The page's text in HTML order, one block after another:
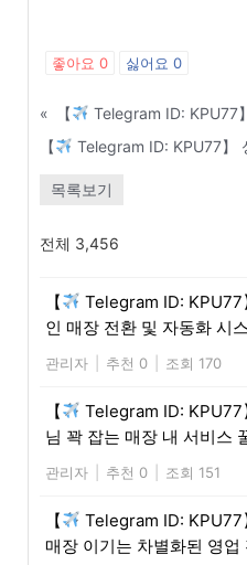
좋아요 0 싫어요 0
« 【
Telegram ID: KPU77】 성피각 성인피
【
Telegram ID: KPU77】 성피천국 성인PC방
목록보기
전체 3,456
【
Telegram ID: KPU77
인 매장 전환 및 자동화 시
관리자 추천 0 조회 170
【
Telegram ID: KPU77
님 꽉 잡는 매장 내 서비스
관리자 추천 0 조회 151
【
Telegram ID: KPU77
매장 이기는 차별화된 영업